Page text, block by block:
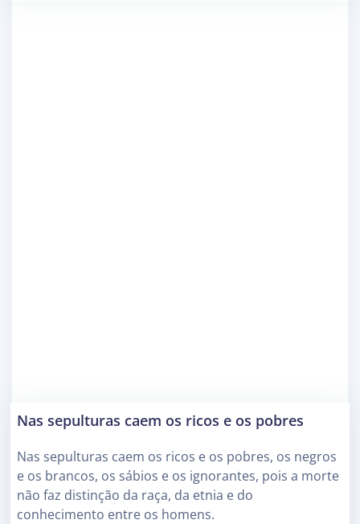
Nas sepulturas caem os ricos e os pobres
Nas sepulturas caem os ricos e os pobres, os negros
e os brancos, os sábios e os ignorantes, pois a morte
não faz distinção da raça, da etnia e do
conhecimento entre os homens.